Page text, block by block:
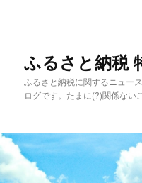
ふるさと納税
ふるさと納税に関するニュー
ログです。たまに(?)関係ない